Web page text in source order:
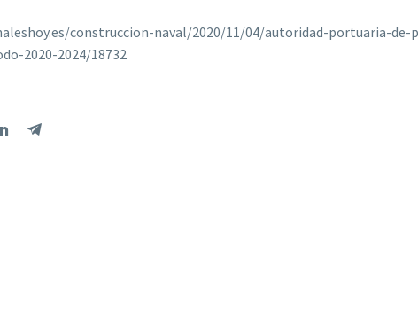
construccion-naval/2020/11/04/autoridad-portuaria-de-
2020-2024/18732